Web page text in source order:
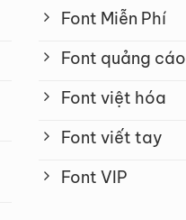
Font Miễn Phí
Font quảng cáo
Font việt hóa
Font viết tay
Font VIP